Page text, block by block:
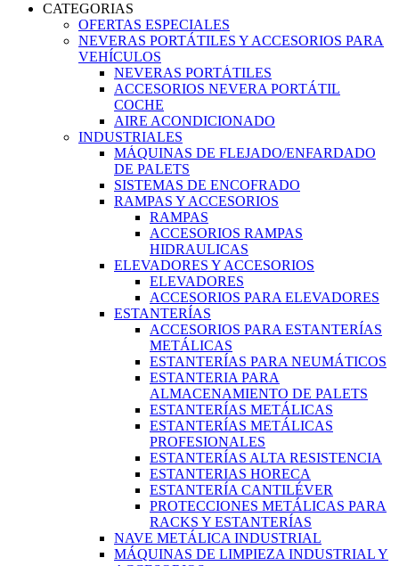
CATEGORIAS
OFERTAS ESPECIALES
NEVERAS PORTÁTILES Y ACCESORIOS PARA
VEHÍCULOS
NEVERAS PORTÁTILES
ACCESORIOS NEVERA PORTÁTIL
COCHE
AIRE ACONDICIONADO
INDUSTRIALES
MÁQUINAS DE FLEJADO/ENFARDADO
DE PALETS
SISTEMAS DE ENCOFRADO
RAMPAS Y ACCESORIOS
RAMPAS
ACCESORIOS RAMPAS
HIDRAULICAS
ELEVADORES Y ACCESORIOS
ELEVADORES
ACCESORIOS PARA ELEVADORES
ESTANTERÍAS
ACCESORIOS PARA ESTANTERÍAS
METÁLICAS
ESTANTERÍAS PARA NEUMÁTICOS
ESTANTERIA PARA
ALMACENAMIENTO DE PALETS
ESTANTERÍAS METÁLICAS
ESTANTERÍAS METÁLICAS
PROFESIONALES
ESTANTERÍAS ALTA RESISTENCIA
ESTANTERIAS HORECA
ESTANTERÍA CANTILÉVER
PROTECCIONES METÁLICAS PARA
RACKS Y ESTANTERÍAS
NAVE METÁLICA INDUSTRIAL
MÁQUINAS DE LIMPIEZA INDUSTRIAL Y